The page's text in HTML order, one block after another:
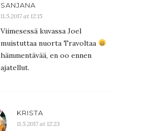
SANJANA
11.5.2017 at 12:15
Viimesessä kuvassa Joel
muistuttaa nuorta Travoltaa
hämmentävää, en oo ennen
ajatellut.
KRISTA
11.5.2017 at 12:23